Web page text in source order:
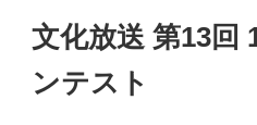
文化放送 第13回
ンテスト